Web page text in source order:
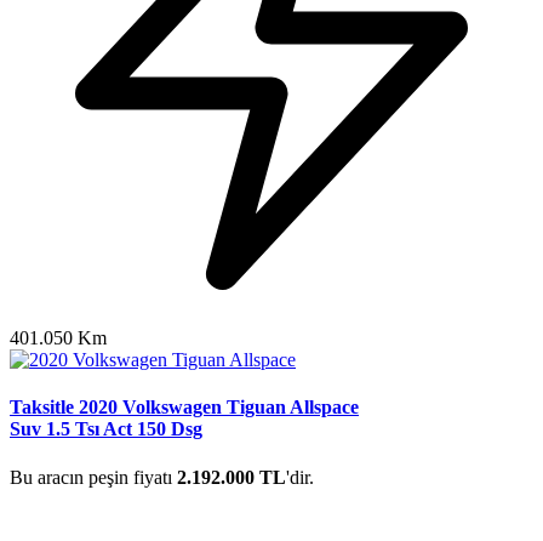
401.050 Km
Taksitle 2020 Volkswagen Tiguan Allspace
Suv 1.5 Tsı Act 150 Dsg
Bu aracın peşin fiyatı 2.192.000 TL'dir.